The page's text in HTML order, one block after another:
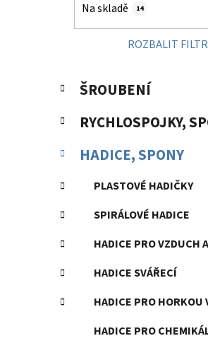
l
Na skladě 14
ROZBALIT FILTR
Přeskočit
kategorie
K
a
t
e
o
i
ŠROUBENÍ
RYCHLOSPOJKY,
HADICE, SPONY
PLASTOVÉ HADIČKY
SPIRÁLOVÉ HADICE
HADICE PRO VZDUCH
HADICE SVÁŘECÍ
HADICE PRO HORKOU
HADICE PRO